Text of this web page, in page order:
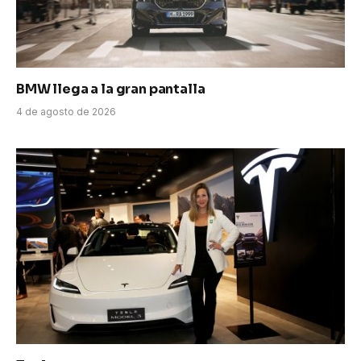
BMW llega a la gran pantalla
4 de agosto de 2026